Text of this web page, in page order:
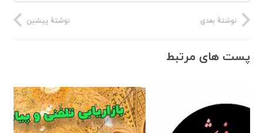
نوشتهٔ پیشین نوشتهٔ بعدی
پست های مرتبط